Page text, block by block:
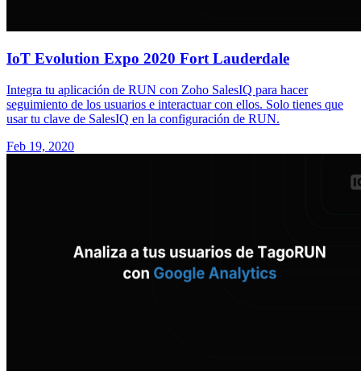
IoT Evolution Expo 2020 Fort Lauderdale
Integra tu aplicación de RUN con Zoho SalesIQ para hacer
seguimiento de los usuarios e interactuar con ellos. Solo tienes que
usar tu clave de SalesIQ en la configuración de RUN.
Feb 19, 2020